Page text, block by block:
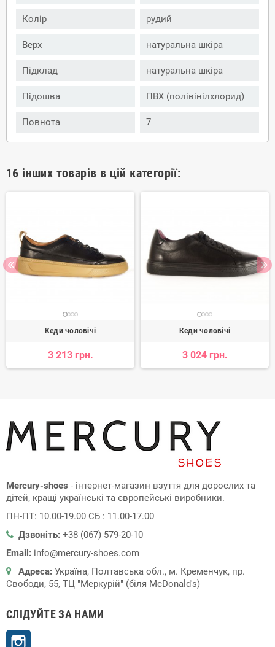
Колір рудий
Верх натуральна шкіра
Підклад натуральна шкіра
Підошва ПВХ (полівінілхлорид)
Повнота 7
16 інших товарів в цій категорії:
Кеди чоловічі
3 213 грн.
Кеди чоловічі
3 024 грн.
Mercury-shoes - інтернет-магазин взуття для дорослих та
дітей, кращі українські та європейські виробники.
ПН-ПТ: 10.00-19.00 СБ : 11.00-17.00
Дзвоніть: +38 (067) 579-20-10
Email: info@mercury-shoes.com
Адреса: Україна, Полтавська обл., м. Кременчук, пр.
Свободи, 55, ТЦ "Меркурій" (біля McDonald's)
СЛІДУЙТЕ ЗА НАМИ